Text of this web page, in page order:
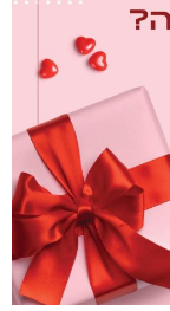
ככה הם מקבלים
סגנון הצבת הגבול